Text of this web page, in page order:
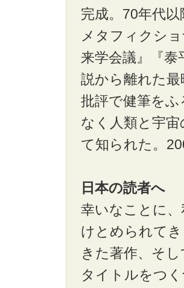
完成。70年代
メタフィクシ
来学会議』『
説から離れた
批評で健筆を
なく人類と宇
て知られた。
日本の読者へ
幸いなことに
けとめられて
きた著作、そ
タイトルをつ